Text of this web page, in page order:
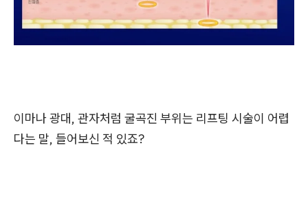
이마나 광대, 관자처럼 굴곡진 부위는 리프팅 시술이 어렵
다는 말, 들어보신 적 있죠?